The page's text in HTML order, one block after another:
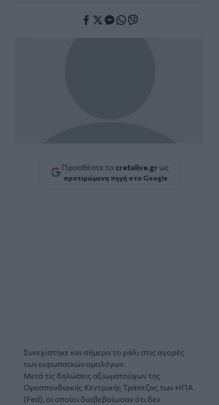
Προσθέστε το cretalive.gr ως
προτιμώμενη πηγή στο Google
Συνεχίστηκε και σήμερα το ράλι στις αγορές
των ευρωπαϊκών ομολόγων.
Μετά τις δηλώσεις αξιωματούχων της
Ομοσπονδιακής Κεντρικής Τράπεζας των ΗΠΑ
(Fed), οι οποίοι διαβεβαίωσαν ότι δεν